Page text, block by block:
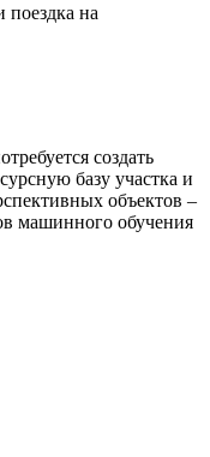
на
создать
базу участка и
объектов –
машинного обучения